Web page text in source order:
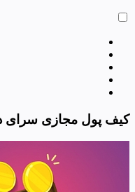
کیف پول مجازی سرای